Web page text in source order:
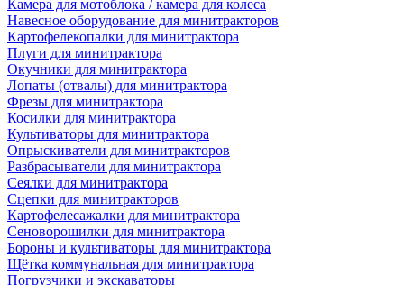
Камера для мотоблока / камера для колеса
Навесное оборудование для минитракторов
Картофелекопалки для минитрактора
Плуги для минитрактора
Окучники для минитрактора
Лопаты (отвалы) для минитрактора
Фрезы для минитрактора
Косилки для минитрактора
Культиваторы для минитрактора
Опрыскиватели для минитракторов
Разбрасыватели для минитрактора
Сеялки для минитрактора
Сцепки для минитракторов
Картофелесажалки для минитрактора
Сеноворошилки для минитрактора
Бороны и культиваторы для минитрактора
Щётка коммунальная для минитрактора
Погрузчики и экскаваторы